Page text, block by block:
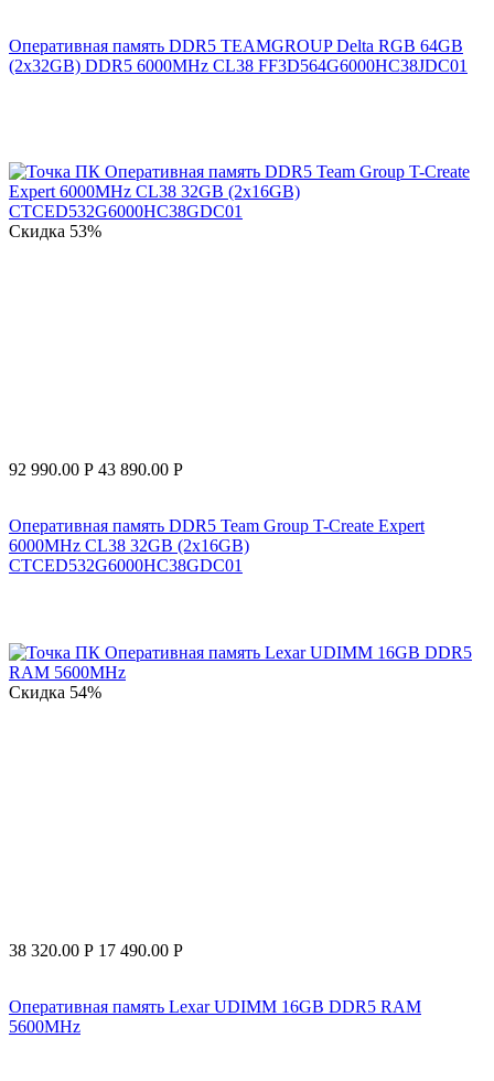
Оперативная память DDR5 TEAMGROUP Delta RGB 64GB
(2x32GB) DDR5 6000MHz CL38 FF3D564G6000HC38JDC01
Скидка 53%
92 990.00 Р 43 890.00 Р
Оперативная память DDR5 Team Group T-Create Expert
6000MHz CL38 32GB (2x16GB)
CTCED532G6000HC38GDC01
Скидка 54%
38 320.00 Р 17 490.00 Р
Оперативная память Lexar UDIMM 16GB DDR5 RAM
5600MHz